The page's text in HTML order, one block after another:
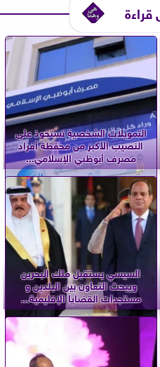
قراءة
التمويلات الشخصية تستحوذ على
النصيب الأكبر من محفظة أفراد
مصرف أبوظبي الإسلامي...
السيسي يستقبل ملك البحرين
ويبحث التعاون بين البلدين و
مستجدات القضايا الإقليمية...